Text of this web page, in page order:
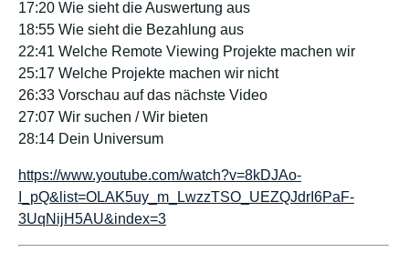
17:20 Wie sieht die Auswertung aus
18:55 Wie sieht die Bezahlung aus
22:41 Welche Remote Viewing Projekte machen wir
25:17 Welche Projekte machen wir nicht
26:33 Vorschau auf das nächste Video
27:07 Wir suchen / Wir bieten
28:14 Dein Universum
https://www.youtube.com/watch?v=8kDJAo-
I_pQ&list=OLAK5uy_m_LwzzTSO_UEZQJdrI6PaF-
3UqNijH5AU&index=3